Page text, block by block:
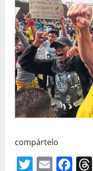
compártelo
Twitter
Email